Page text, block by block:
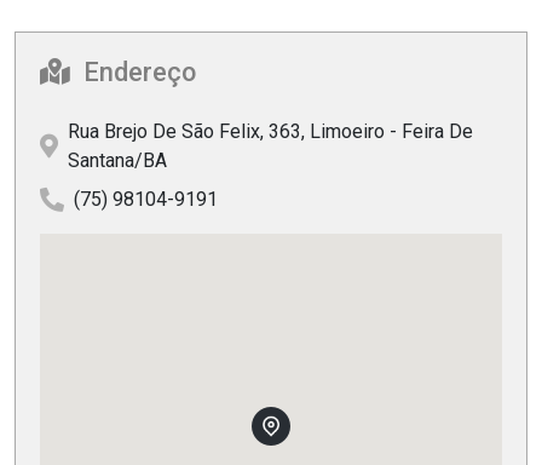
Endereço
Rua Brejo De São Felix, 363, Limoeiro - Feira De
Santana/BA
(75) 98104-9191